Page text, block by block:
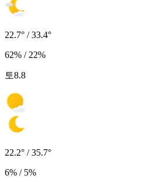
22.7° / 33.4°
62% / 22%
토8.8
22.2° / 35.7°
6% / 5%